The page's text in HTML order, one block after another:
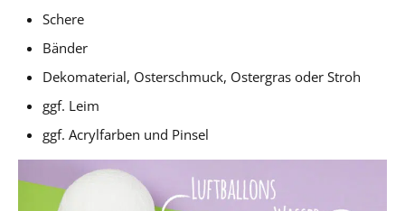
Schere
Bänder
Dekomaterial, Osterschmuck, Ostergras oder Stroh
ggf. Leim
ggf. Acrylfarben und Pinsel